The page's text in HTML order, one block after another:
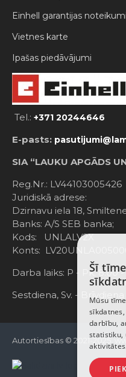
Einhell garantijas noteikumi
Vietnes karte
Ipašas piedāvājumi
Tel.: +371 20244646
E-pasts:
SIA “LAUKU APGĀDS
Reg.Nr.: LV44103005426
Juridiskā adrese:
Dzirnavu iela 18,
Banks: A/S SEB banka;
Kods: UNLALV2X
Konts:
Darba laiks: P - Pk. 8:00 -
Sestdiena, Sv. - Brīvdiena
Autortiesības © 2021-2025,
Šī
Mūsu
darbību,
statistiku,